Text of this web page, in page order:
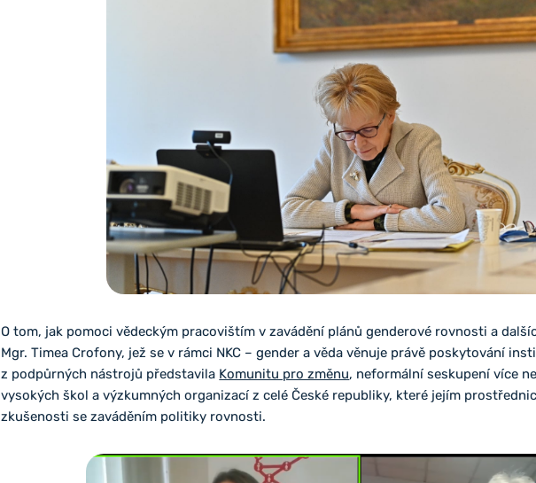
O tom, jak pomoci vědeckým pracovištím v zavádění plánů genderové rovnosti a
Mgr. Timea Crofony, jež se v rámci NKC – gender a věda věnuje právě poskytování
z podpůrných nástrojů představila Komunitu pro změnu, neformální seskupení více
vysokých škol a výzkumných organizací z celé České republiky, které jejím
zkušenosti se zaváděním politiky rovnosti.